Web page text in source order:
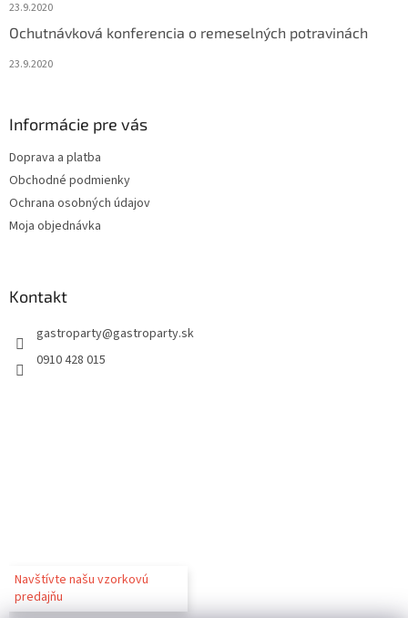
23.9.2020
Ochutnávková konferencia o remeselných potravinách
23.9.2020
Informácie pre vás
Doprava a platba
Obchodné podmienky
Ochrana osobných údajov
Moja objednávka
Kontakt
gastroparty@gastroparty.sk
0910 428 015
Navštívte našu vzorkovú
predajňu